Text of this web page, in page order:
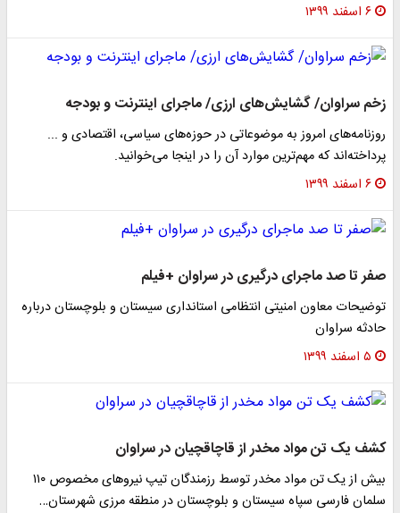
۶ اسفند ۱۳۹۹
زخم سراوان/ گشایش‌های ارزی/ ماجرای اینترنت و بودجه
روزنامه‌های امروز به موضوعاتی در حوزه‌های سیاسی، اقتصادی و ...
پرداخته‌اند که مهم‌ترین موارد آن را در اینجا می‌خوانید.
۶ اسفند ۱۳۹۹
صفر تا صد ماجرای درگیری در سراوان +فیلم
توضیحات معاون امنیتی انتظامی استانداری سیستان و بلوچستان درباره
حادثه سراوان
۵ اسفند ۱۳۹۹
کشف ‌یک تن مواد مخدر از قاچاقچیان در سراوان
بیش از یک تن مواد مخدر توسط رزمندگان تیپ نیروهای مخصوص ۱۱۰
سلمان فارسی سپاه سیستان و بلوچستان در منطقه مرزی شهرستان…